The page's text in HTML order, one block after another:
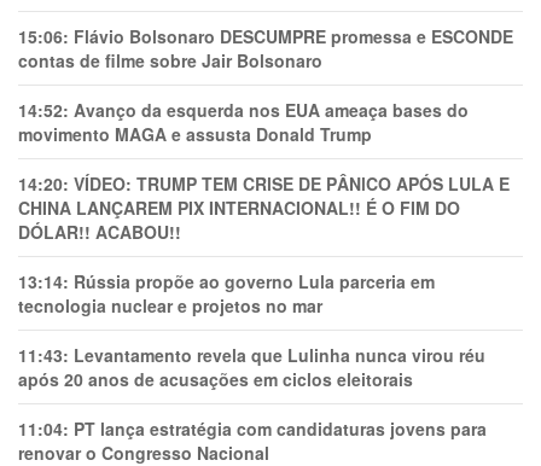
15:06: Flávio Bolsonaro DESCUMPRE promessa e ESCONDE
contas de filme sobre Jair Bolsonaro
14:52: Avanço da esquerda nos EUA ameaça bases do
movimento MAGA e assusta Donald Trump
14:20: VÍDEO: TRUMP TEM CRlSE DE PÂNlCO APÓS LULA E
CHINA LANÇAREM PIX INTERNACIONAL!! É O FIM DO
DÓLAR!! ACABOU!!
13:14: Rússia propõe ao governo Lula parceria em
tecnologia nuclear e projetos no mar
11:43: Levantamento revela que Lulinha nunca virou réu
após 20 anos de acusações em ciclos eleitorais
11:04: PT lança estratégia com candidaturas jovens para
renovar o Congresso Nacional